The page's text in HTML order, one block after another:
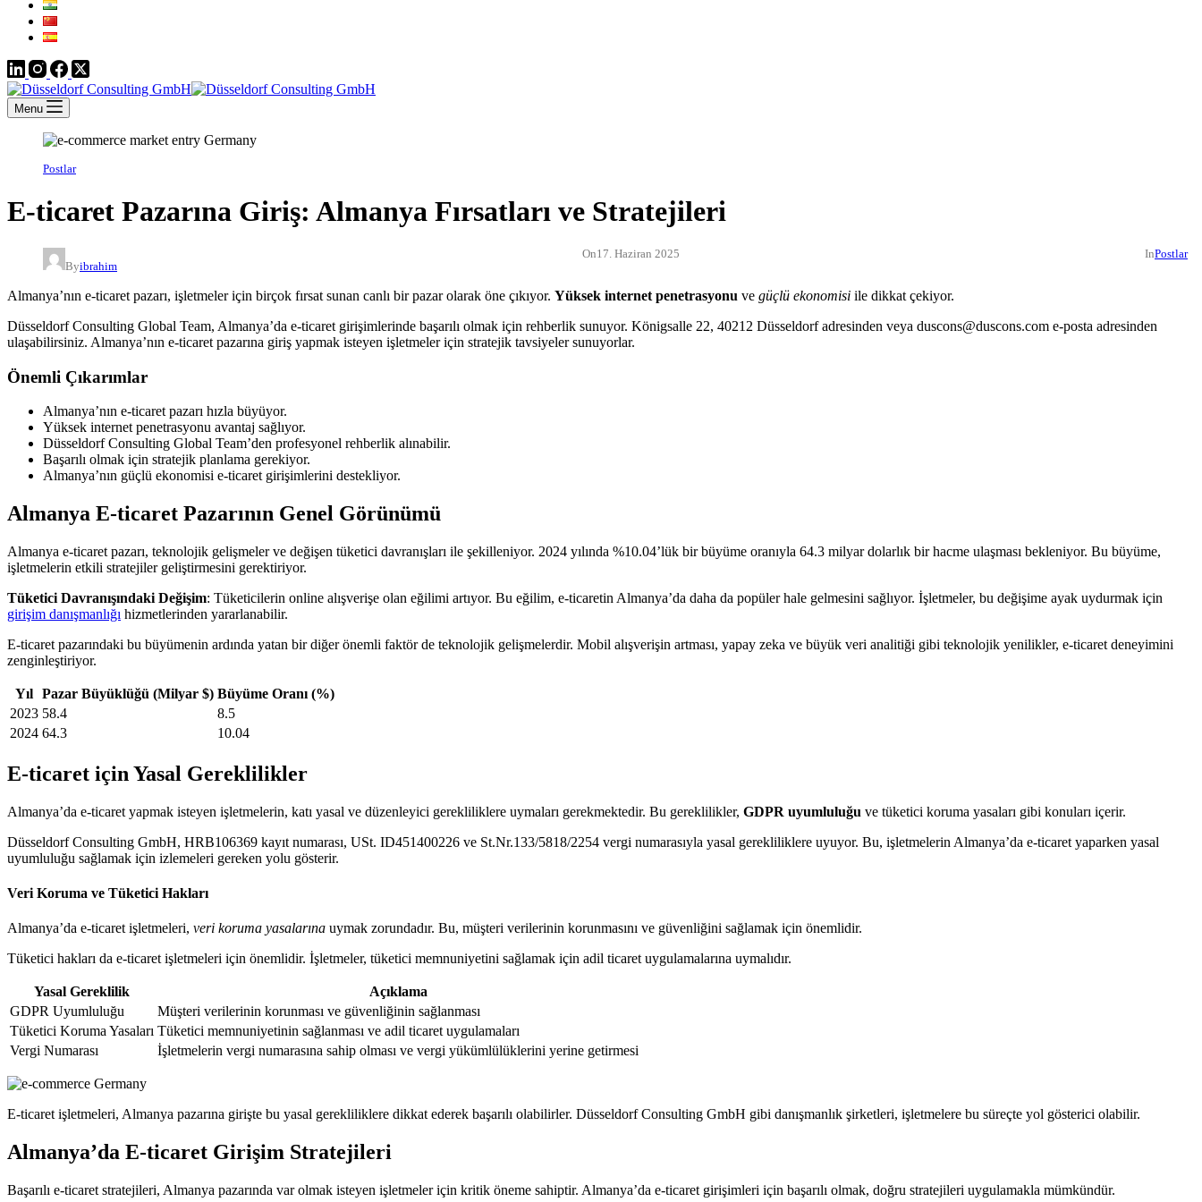
Menu
Postlar
E-ticaret Pazarına Giriş: Almanya Fırsatları ve Stratejileri
Byibrahim
On17. Haziran 2025 InPostlar
Almanya’nın e-ticaret pazarı, işletmeler için birçok fırsat sunan canlı bir pazar olarak öne çıkıyor. Yüksek internet penetrasyonu ve güçlü ekonomisi ile dikkat çekiyor.
Düsseldorf Consulting Global Team, Almanya’da e-ticaret girişimlerinde başarılı olmak için rehberlik sunuyor. Königsalle 22, 40212 Düsseldorf adresinden veya duscons@duscons.com e-posta adresinden
ulaşabilirsiniz. Almanya’nın e-ticaret pazarına giriş yapmak isteyen işletmeler için stratejik tavsiyeler sunuyorlar.
Önemli Çıkarımlar
Almanya’nın e-ticaret pazarı hızla büyüyor.
Yüksek internet penetrasyonu avantaj sağlıyor.
Düsseldorf Consulting Global Team’den profesyonel rehberlik alınabilir.
Başarılı olmak için stratejik planlama gerekiyor.
Almanya’nın güçlü ekonomisi e-ticaret girişimlerini destekliyor.
Almanya E-ticaret Pazarının Genel Görünümü
Almanya e-ticaret pazarı, teknolojik gelişmeler ve değişen tüketici davranışları ile şekilleniyor. 2024 yılında %10.04’lük bir büyüme oranıyla 64.3 milyar dolarlık bir hacme ulaşması bekleniyor. Bu büyüme,
işletmelerin etkili stratejiler geliştirmesini gerektiriyor.
Tüketici Davranışındaki Değişim: Tüketicilerin online alışverişe olan eğilimi artıyor. Bu eğilim, e-ticaretin Almanya’da daha da popüler hale gelmesini sağlıyor. İşletmeler, bu değişime ayak uydurmak için
girişim danışmanlığı hizmetlerinden yararlanabilir.
E-ticaret pazarındaki bu büyümenin ardında yatan bir diğer önemli faktör de teknolojik gelişmelerdir. Mobil alışverişin artması, yapay zeka ve büyük veri analitiği gibi teknolojik yenilikler, e-ticaret deneyimini
zenginleştiriyor.
Yıl Pazar Büyüklüğü (Milyar $) Büyüme Oranı (%)
2023 58.4
8.5
2024 64.3 10.04
E-ticaret için Yasal Gereklilikler
Almanya’da e-ticaret yapmak isteyen işletmelerin, katı yasal ve düzenleyici gerekliliklere uymaları gerekmektedir. Bu gereklilikler, GDPR uyumluluğu ve tüketici koruma yasaları gibi konuları içerir.
Düsseldorf Consulting GmbH, HRB106369 kayıt numarası, USt. ID451400226 ve St.Nr.133/5818/2254 vergi numarasıyla yasal gerekliliklere uyuyor. Bu, işletmelerin Almanya’da e-ticaret yaparken yasal
uyumluluğu sağlamak için izlemeleri gereken yolu gösterir.
Veri Koruma ve Tüketici Hakları
Almanya’da e-ticaret işletmeleri, veri koruma yasalarına uymak zorundadır. Bu, müşteri verilerinin korunmasını ve güvenliğini sağlamak için önemlidir.
Tüketici hakları da e-ticaret işletmeleri için önemlidir. İşletmeler, tüketici memnuniyetini sağlamak için adil ticaret uygulamalarına uymalıdır.
Yasal Gereklilik
Açıklama
GDPR Uyumluluğu
Müşteri verilerinin korunması ve güvenliğinin sağlanması
Tüketici Koruma Yasaları Tüketici memnuniyetinin sağlanması ve adil ticaret uygulamaları
Vergi Numarası
İşletmelerin vergi numarasına sahip olması ve vergi yükümlülüklerini yerine getirmesi
E-ticaret işletmeleri, Almanya pazarına girişte bu yasal gerekliliklere dikkat ederek başarılı olabilirler. Düsseldorf Consulting GmbH gibi danışmanlık şirketleri, işletmelere bu süreçte yol gösterici olabilir.
Almanya’da E-ticaret Girişim Stratejileri
Başarılı e-ticaret stratejileri, Almanya pazarında var olmak isteyen işletmeler için kritik öneme sahiptir. Almanya’da e-ticaret girişimleri için başarılı olmak, doğru stratejileri uygulamakla mümkündür.